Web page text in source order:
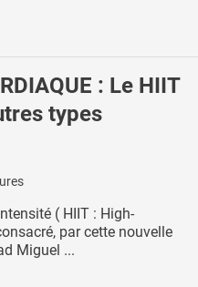
: Le HIIT
types
( HIIT : High-
par cette nouvelle
Miguel ...